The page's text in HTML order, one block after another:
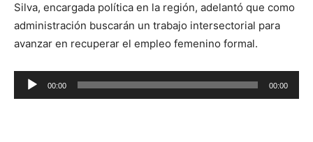
Silva, encargada política en la región, adelantó que como
administración buscarán un trabajo intersectorial para
avanzar en recuperar el empleo femenino formal.
Reproductor
de
00:00 00:00